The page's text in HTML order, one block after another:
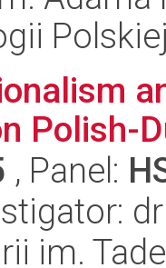
Polish-
, Panel:
im.